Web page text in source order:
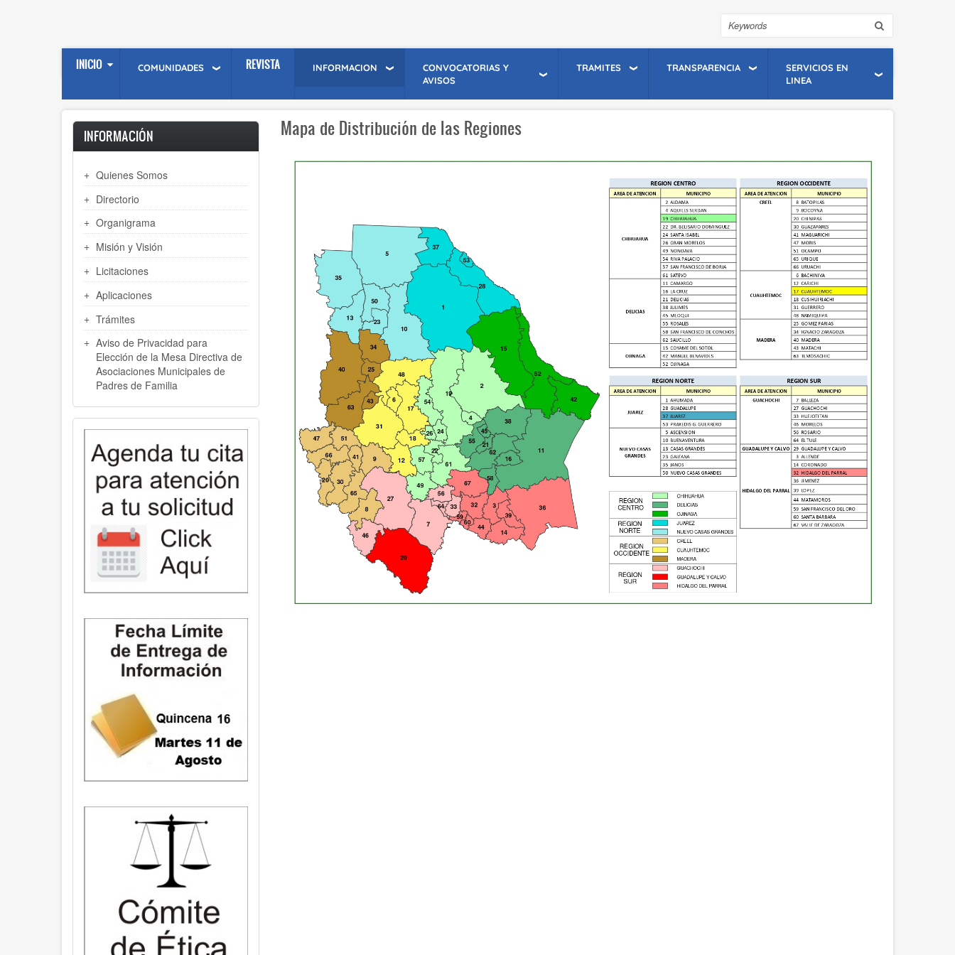
Search
INICIO COMUNIDADES REVISTA INFORMACION
CONVOCATORIAS Y
AVISOS
TRAMITES TRANSPARENCIA
SERVICIOS EN
LINEA
INFORMACIÓN
Quienes Somos
Directorio
Organigrama
Misión y Visión
Licitaciones
Aplicaciones
Trámites
Aviso de Privacidad para
Elección de la Mesa Directiva de
Asociaciones Municipales de
Padres de Familia
Mapa de Distribución de las Regiones